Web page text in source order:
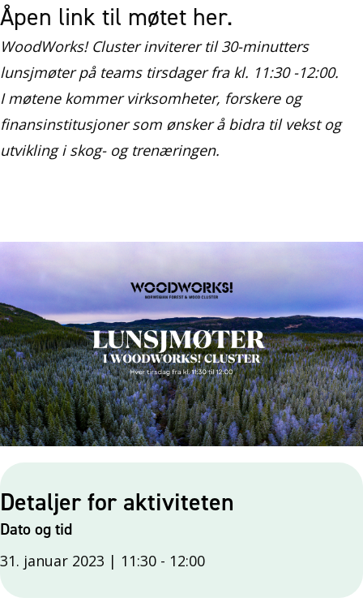
Åpen link til møtet her.
WoodWorks! Cluster inviterer til 30-minutters
lunsjmøter på teams tirsdager fra kl. 11:30 -12:00.
I møtene kommer virksomheter, forskere og
finansinstitusjoner som ønsker å bidra til vekst og
utvikling i skog- og trenæringen.
Detaljer for aktiviteten
Dato og tid
31. januar 2023 | 11:30 - 12:00